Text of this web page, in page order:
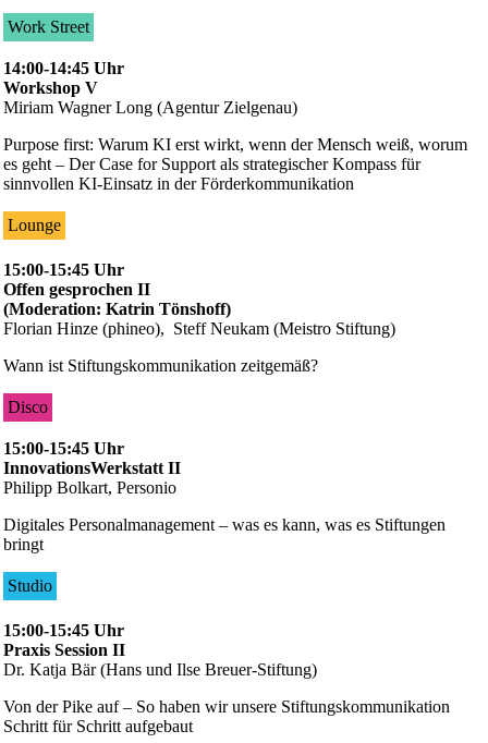
Work Street
14:00-14:45 Uhr
Workshop V
Miriam Wagner Long (Agentur Zielgenau)
Purpose first: Warum KI erst wirkt, wenn der Mensch weiß, worum
es geht – Der Case for Support als strategischer Kompass für
sinnvollen KI-Einsatz in der Förderkommunikation
Lounge
15:00-15:45 Uhr
Offen gesprochen II
(Moderation: Katrin Tönshoff)
Florian Hinze (phineo), Steff Neukam (Meistro Stiftung)
Wann ist Stiftungskommunikation zeitgemäß?
Disco
15:00-15:45 Uhr
InnovationsWerkstatt II
Philipp Bolkart, Personio
Digitales Personalmanagement – was es kann, was es Stiftungen
bringt
Studio
15:00-15:45 Uhr
Praxis Session II
Dr. Katja Bär (Hans und Ilse Breuer-Stiftung)
Von der Pike auf – So haben wir unsere Stiftungskommunikation
Schritt für Schritt aufgebaut